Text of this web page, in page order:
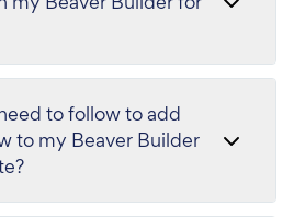
to follow to add
to my Beaver Builder